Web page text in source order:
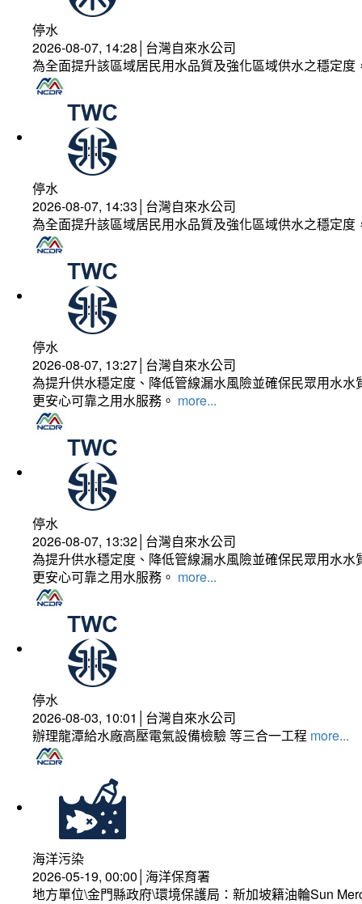
停水
2026-08-07, 14:28│台灣自來水公司
為全面提升該區域居民用水品質及強化區域供水之穩定
停水
2026-08-07, 14:33│台灣自來水公司
為全面提升該區域居民用水品質及強化區域供水之穩定
停水
2026-08-07, 13:27│台灣自來水公司
為提升供水穩定度、降低管線漏水風險並確保民眾用水
更安心可靠之用水服務。 more...
停水
2026-08-07, 13:32│台灣自來水公司
為提升供水穩定度、降低管線漏水風險並確保民眾用水
更安心可靠之用水服務。 more...
停水
2026-08-03, 10:01│台灣自來水公司
辦理龍潭給水廠高壓電氣設備檢驗 等三合一工程 more...
海洋污染
2026-05-19, 00:00│海洋保育署
地方單位\金門縣政府\環境保護局：新加坡籍油輪Sun